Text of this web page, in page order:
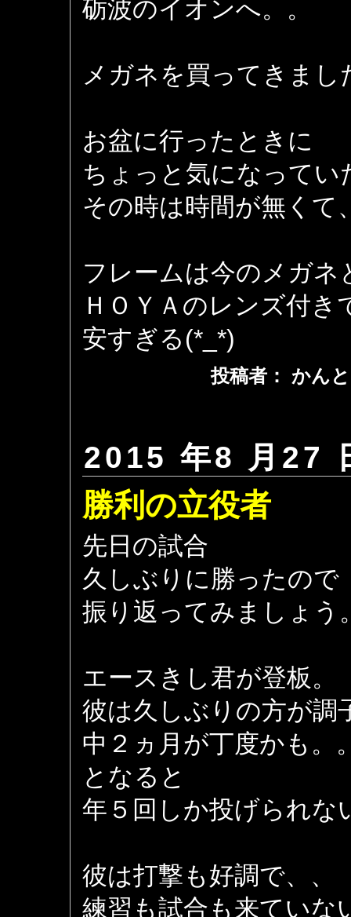
砺波のイオンへ。。
メガネを買ってきまし
お盆に行ったときに
ちょっと気になってい
その時は時間が無くて
フレームは今のメガ
ＨＯＹＡのレンズ付き
安すぎる(*_*)
投稿者： かん
2015 年8 月27
勝利の立役者
先日の試合
久しぶりに勝ったので
振り返ってみましょう
エースきし君が登板。
彼は久しぶりの方が調
中２ヵ月が丁度かも。
となると
年５回しか投げられな
彼は打撃も好調で、、
練習も試合も来ていな